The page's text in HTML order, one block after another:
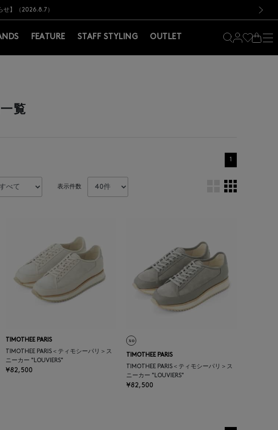
常時送料無料！お買い物の際は会員登録を！
せ】（2026.8.7）
2026.8.5）
ついて
常時送料無料！お買い物の際は会員登録を！
FEATURE STAFF STYLING OUTLET
覧
1
表示件数
TIMOTHEE PARIS
TIMOTHEE PARIS＜ティモシーパリ＞ス
ニーカー "LOUVIERS"
¥82,500
TIMOTHEE PARIS
TIMOTHEE PARIS＜ティモシーパリ＞ス
ニーカー "LOUVIERS"
¥82,500